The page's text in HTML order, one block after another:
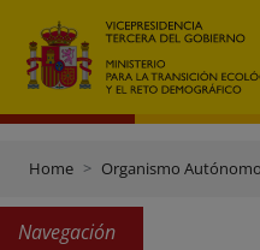
Home Organismo
Navegación